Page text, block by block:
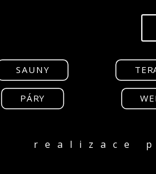
SAUNY
PÁRY
realizace